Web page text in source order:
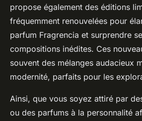
propose également des éditions
fréquemment renouvelées pour
parfum Fragrencia et surprendre
compositions inédites. Ces
souvent des mélanges audacieux
modernité, parfaits pour les
Ainsi, que vous soyez attiré par
ou des parfums à la personnalité